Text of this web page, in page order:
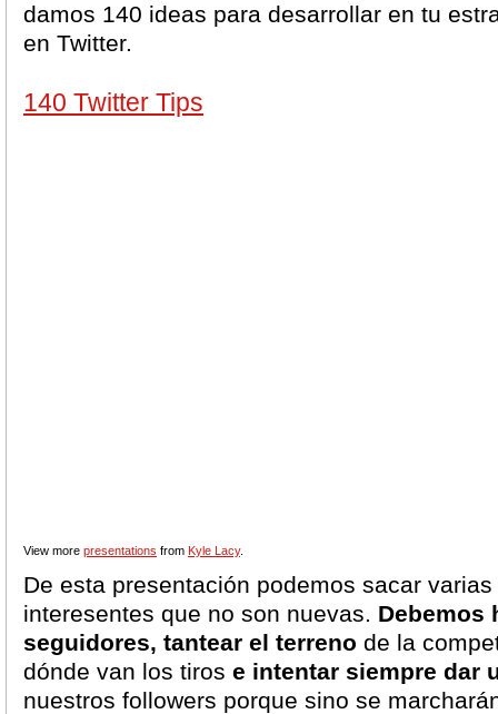
damos 140 ideas para desarrollar en tu
en Twitter.
140 Twitter Tips
View more presentations from Kyle Lacy.
De esta presentación podemos sacar
interesentes que no son nuevas. Debemos
seguidores, tantear el terreno de la
dónde van los tiros e intentar siempre dar
nuestros followers porque sino se